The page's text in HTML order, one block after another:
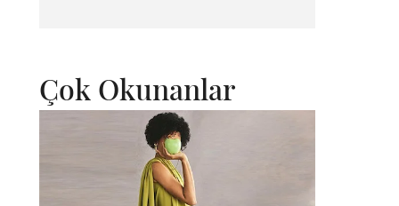
Çok Okunanlar